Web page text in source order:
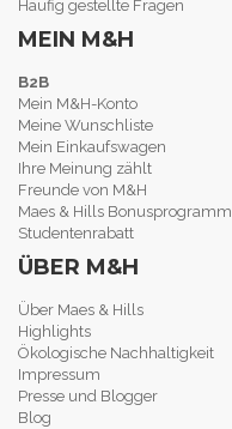
Häufig gestellte Fragen
MEIN M&H
B2B
Mein M&H-Konto
Meine Wunschliste
Mein Einkaufswagen
Ihre Meinung zählt
Freunde von M&H
Maes & Hills Bonusprogramm
Studentenrabatt
ÜBER M&H
Über Maes & Hills
Highlights
Ökologische Nachhaltigkeit
Impressum
Presse und Blogger
Blog